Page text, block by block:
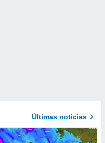
Últimas noticias